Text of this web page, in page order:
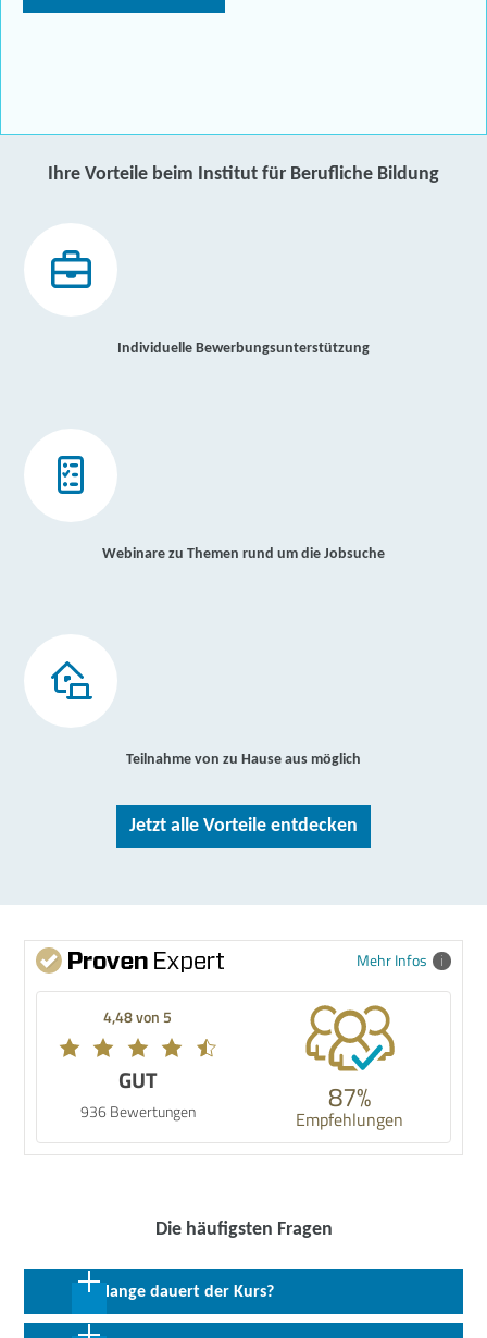
Ihre Vorteile beim Institut für Berufliche Bildung
Individuelle Bewerbungsunterstützung
Webinare zu Themen rund um die Jobsuche
Teilnahme von zu Hause aus möglich
Jetzt alle Vorteile entdecken
Mehr Infos
4,48 von 5
GUT
936 Bewertungen 87%
Empfehlungen
Die häufigsten Fragen
Wie lange dauert der Kurs?